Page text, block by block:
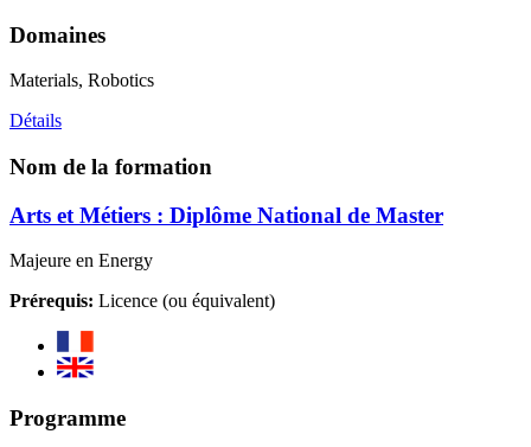
Domaines
Materials, Robotics
Détails
Nom de la formation
Arts et Métiers : Diplôme National de Master
Majeure en Energy
Prérequis: Licence (ou équivalent)
Programme